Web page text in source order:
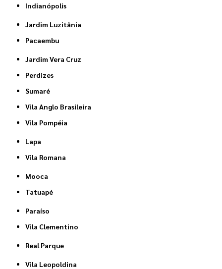
Indianópolis
Jardim Luzitânia
Pacaembu
Jardim Vera Cruz
Perdizes
Sumaré
Vila Anglo Brasileira
Vila Pompéia
Lapa
Vila Romana
Mooca
Tatuapé
Paraíso
Vila Clementino
Real Parque
Vila Leopoldina